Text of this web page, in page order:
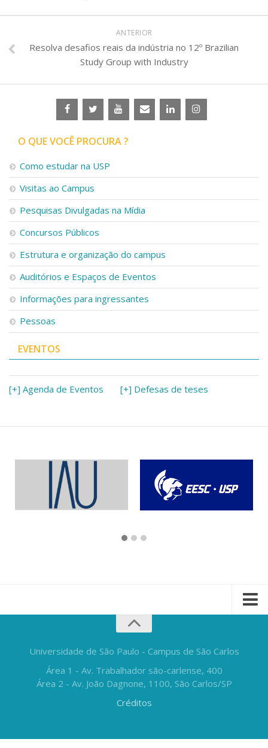
ANTERIOR
Resolva desafios reais da indústria no 12º Brazilian
Study Group with Industry
O QUE VOCÊ PROCURA ?
Como estudar na USP
Visitas ao Campus
Pesquisas Divulgadas na Mídia
Concursos Públicos
Estrutura e organização do campus
Auditórios e Espaços de Eventos
Informações para ingressantes
Pessoas
EVENTOS
[+] Agenda de Eventos [+] Defesas de teses
Universidade de São Paulo - Campus de São Carlos
Área 1 - Av. Trabalhador são-carlense, 400
Área 2 - Av. João Dagnone, 1100, São Carlos/SP
Créditos